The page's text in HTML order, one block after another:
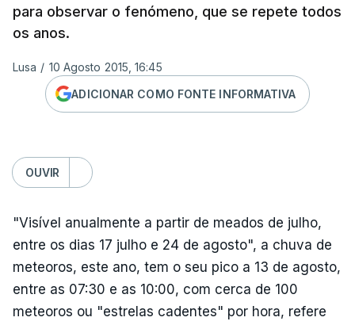
para observar o fenómeno, que se repete todos
os anos.
Lusa / 10 Agosto 2015, 16:45
ADICIONAR COMO FONTE INFORMATIVA
OUVIR
"Visível anualmente a partir de meados de julho,
entre os dias 17 julho e 24 de agosto", a chuva de
meteoros, este ano, tem o seu pico a 13 de agosto,
entre as 07:30 e as 10:00, com cerca de 100
meteoros ou "estrelas cadentes" por hora, refere